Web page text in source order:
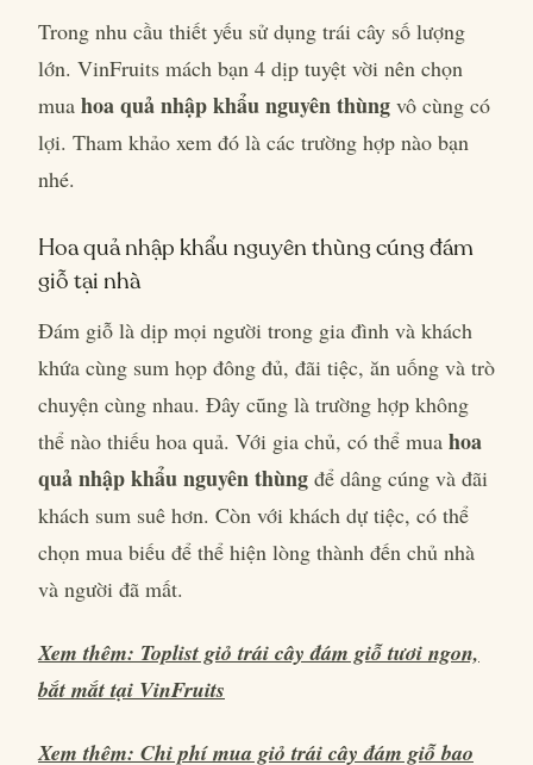
Trong nhu cầu thiết yếu sử dụng trái cây số lượng
lớn. VinFruits mách bạn 4 dịp tuyệt vời nên chọn
mua hoa quả nhập khẩu nguyên thùng vô cùng có
lợi. Tham khảo xem đó là các trường hợp nào bạn
nhé.
Hoa quả nhập khẩu nguyên thùng cúng đám
giỗ tại nhà
Đám giỗ là dịp mọi người trong gia đình và khách
khứa cùng sum họp đông đủ, đãi tiệc, ăn uống và trò
chuyện cùng nhau. Đây cũng là trường hợp không
thể nào thiếu hoa quả. Với gia chủ, có thể mua hoa
quả nhập khẩu nguyên thùng để dâng cúng và đãi
khách sum suê hơn. Còn với khách dự tiệc, có thể
chọn mua biếu để thể hiện lòng thành đến chủ nhà
và người đã mất.
Xem thêm: Toplist giỏ trái cây đám giỗ tươi ngon,
bắt mắt tại VinFruits
Xem thêm: Chi phí mua giỏ trái cây đám giỗ bao